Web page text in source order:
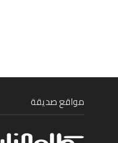
مواقع صديقة